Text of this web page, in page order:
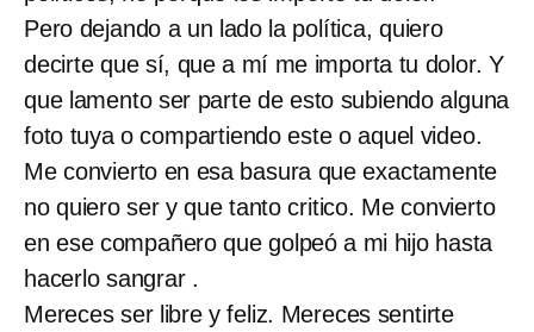
Pero dejando a un lado la política, quiero
decirte que sí, que a mí me importa tu dolor. Y
que lamento ser parte de esto subiendo alguna
foto tuya o compartiendo este o aquel video.
Me convierto en esa basura que exactamente
no quiero ser y que tanto critico. Me convierto
en ese compañero que golpeó a mi hijo hasta
hacerlo sangrar .
Mereces ser libre y feliz. Mereces sentirte